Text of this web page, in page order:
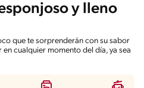
y lleno
que te sorprenderán con su sabor
cualquier momento del día, ya sea